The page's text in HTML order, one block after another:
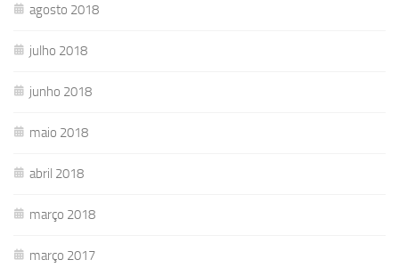
agosto 2018
julho 2018
junho 2018
maio 2018
abril 2018
março 2018
março 2017